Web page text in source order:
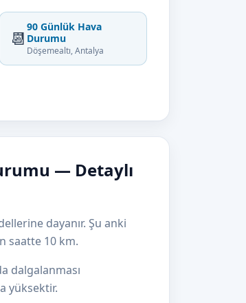
📆
90 Günlük Hava
Durumu
Döşemealtı, Antalya
— Detaylı
dayanır. Şu anki
saatte 10 km.
dalgalanması
yüksektir.